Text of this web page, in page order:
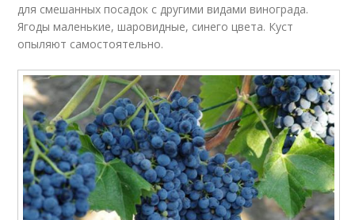
для смешанных посадок с другими видами винограда.
Ягоды маленькие, шаровидные, синего цвета. Куст
опыляют самостоятельно.